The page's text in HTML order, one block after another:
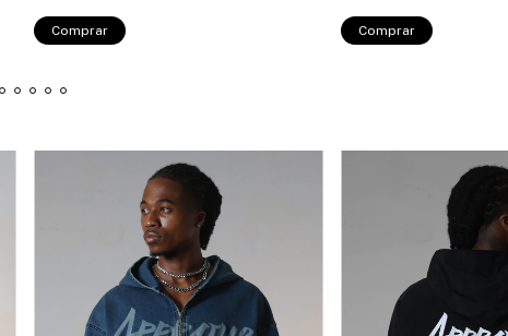
Comprar Comprar